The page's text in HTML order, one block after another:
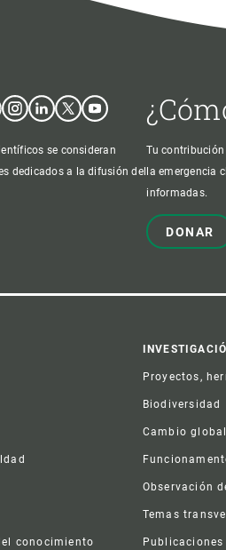
Instagram
LinkedinTwitterYoutube
se consideran
dedicados a la difusión del
Tu
la emergencia
informadas.
DONAR
conocimiento
Proyectos,
Biodiversidad
Cambio global
Observación
Temas
Publicaciones